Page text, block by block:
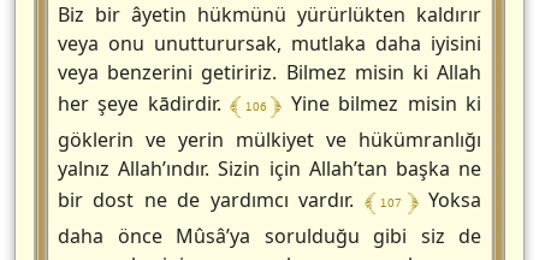
Biz bir âyetin hükmünü yürürlükten kaldırır
veya onu unutturursak, mutlaka daha iyisini
veya benzerini getiririz. Bilmez misin ki Allah
her şeye kādirdir.﴾ 106 ﴿ Yine bilmez misin ki
göklerin ve yerin mülkiyet ve hükümranlığı
yalnız Allah’ındır. Sizin için Allah’tan başka ne
bir dost ne de yardımcı vardır. ﴾ 107 ﴿Yoksa
daha önce Mûsâ’ya sorulduğu gibi siz de